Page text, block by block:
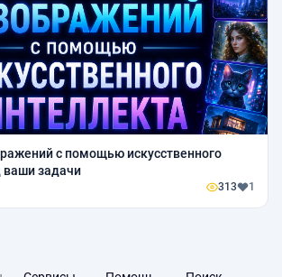
с помощью искусственного
ваши задачи
313 1